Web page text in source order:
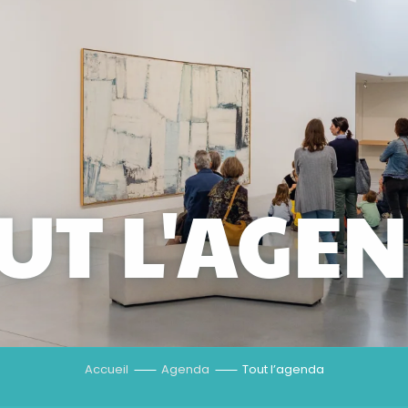
Accueil Agenda Tout l’agenda